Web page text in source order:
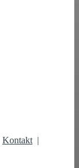
Kontakt |